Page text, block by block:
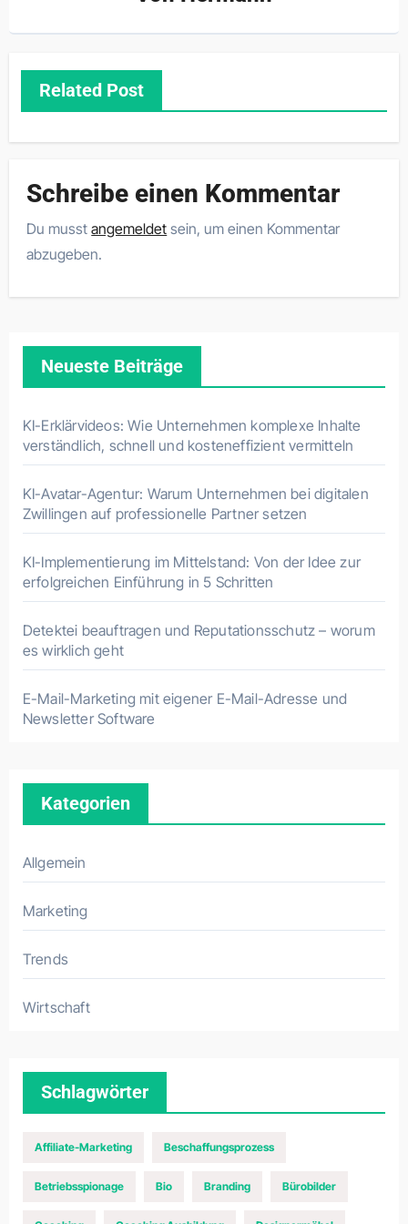
Related Post
Schreibe einen Kommentar
Du musstangemeldet sein, um einen Kommentar
abzugeben.
Neueste Beiträge
KI-Erklärvideos: Wie Unternehmen komplexe Inhalte
verständlich, schnell und kosteneffizient vermitteln
KI-Avatar-Agentur: Warum Unternehmen bei digitalen
Zwillingen auf professionelle Partner setzen
KI-Implementierung im Mittelstand: Von der Idee zur
erfolgreichen Einführung in 5 Schritten
Detektei beauftragen und Reputationsschutz – worum
es wirklich geht
E-Mail-Marketing mit eigener E-Mail-Adresse und
Newsletter Software
Kategorien
Allgemein
Marketing
Trends
Wirtschaft
Schlagwörter
Affiliate-Marketing Beschaffungsprozess
Betriebsspionage Bio Branding Bürobilder